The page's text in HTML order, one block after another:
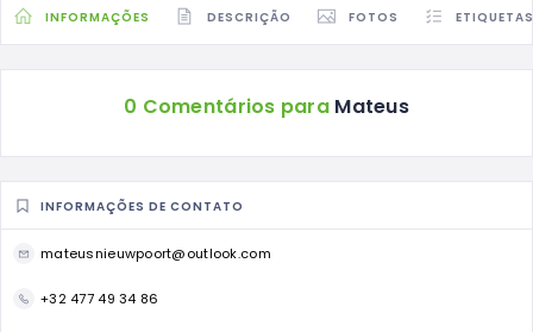
INFORMAÇÕES DESCRIÇÃO FOTOS ETIQUETAS
0 Comentários para Mateus
INFORMAÇÕES DE CONTATO
mateusnieuwpoort@outlook.com
+32 477 49 34 86